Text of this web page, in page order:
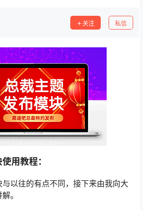
关注 私信
用教程：
以往的有点不同，接下来由我向大
。